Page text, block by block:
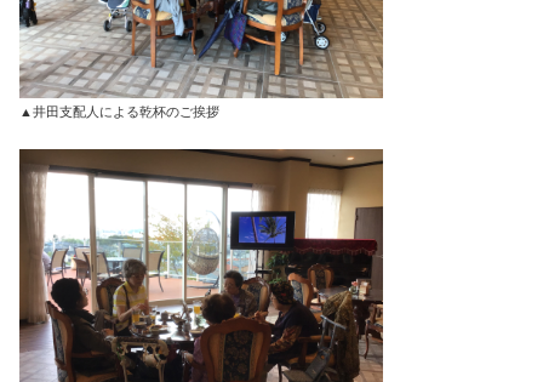
▲井田支配人による乾杯のご挨拶